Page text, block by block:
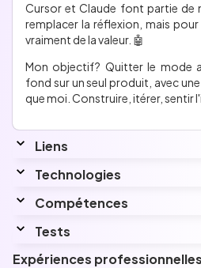
Expériences professionnelles
Cursor et Claude font partie de
remplacer la réflexion, mais
vraiment de la valeur. 🤖
Mon objectif ? Quitter le mode
fond sur un seul produit, avec
que moi. Construire, itérer, sentir
Liens
www.linkedin.com/in/leo-
Technologies
Compétences
java, kotlin
Tests